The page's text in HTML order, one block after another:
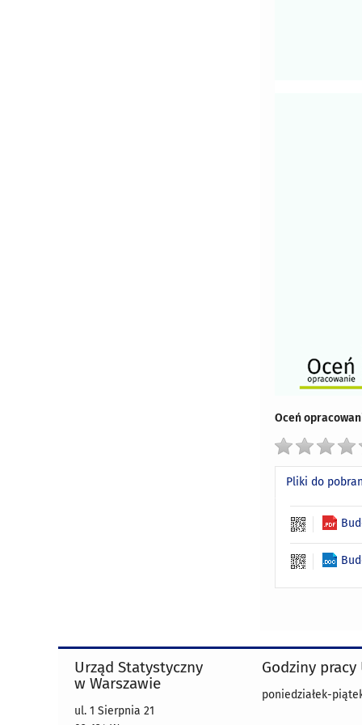
Oceń
Pliki do
Urząd Statystyczny
w Warszawie
ul. 1 Sierpnia 21
Godziny pracy
poniedziałek-